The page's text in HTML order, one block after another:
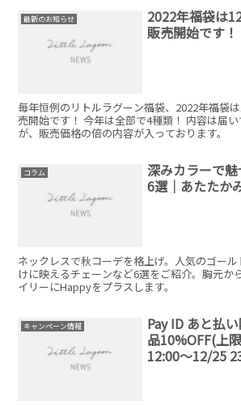
最新のお知らせ
2022年福袋は
販売開始です！
毎年恒例のリトルラグーン福袋、2022年福袋
売開始です！ 今年は全部で4種類！ 内容は届いてからのお楽しみです
が、販売価格の倍の内容が入っております。
コラム
深みカラーで
6選｜あたたか
ネックレスで秋コーデを格上げ。人気のゴー
けに映えるチェーンなど6選をご紹介。胸元か
イリーにHappyをプラスします。
キャンペーン情報
Pay ID あと払
品10%OFF(上
12:00～12/25